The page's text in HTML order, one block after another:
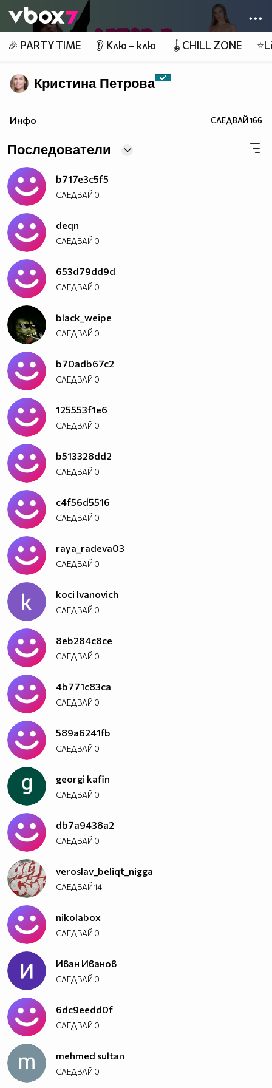
👾
🎉 PARTY TIME 👂 Клю – клю 🪀CHILL ZONE
Кристина Петрова
Инфо СЛЕДВАЙ166
Последователи
b717e3c5f5
СЛЕДВАЙ 0
deqn
СЛЕДВАЙ 0
653d79dd9d
СЛЕДВАЙ 0
black_weipe
СЛЕДВАЙ 0
b70adb67c2
СЛЕДВАЙ 0
125553f1e6
СЛЕДВАЙ 0
b513328dd2
СЛЕДВАЙ 0
c4f56d5516
СЛЕДВАЙ 0
raya_radeva03
СЛЕДВАЙ 0
koci Ivanovich
СЛЕДВАЙ 0
8eb284c8ce
СЛЕДВАЙ 0
4b771c83ca
СЛЕДВАЙ 0
589a6241fb
СЛЕДВАЙ 0
georgi kafin
СЛЕДВАЙ 0
db7a9438a2
СЛЕДВАЙ 0
veroslav_beliqt_nigga
СЛЕДВАЙ14
nikolabox
СЛЕДВАЙ 0
Иван Иванов
СЛЕДВАЙ 0
6dc9eedd0f
СЛЕДВАЙ 0
mehmed sultan
СЛЕДВАЙ 0